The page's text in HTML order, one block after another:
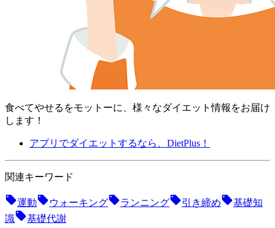
食べてやせるをモットーに、様々なダイエット情報をお届け
します！
アプリでダイエットするなら、DietPlus！
関連キーワード
運動 ウォーキング ランニング 引き締め
基礎知
識
基礎代謝